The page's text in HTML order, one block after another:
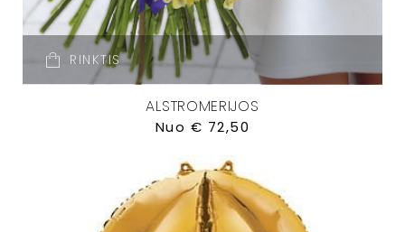
RINKTIS
ALSTROMERIJOS
Nuo € 72,50